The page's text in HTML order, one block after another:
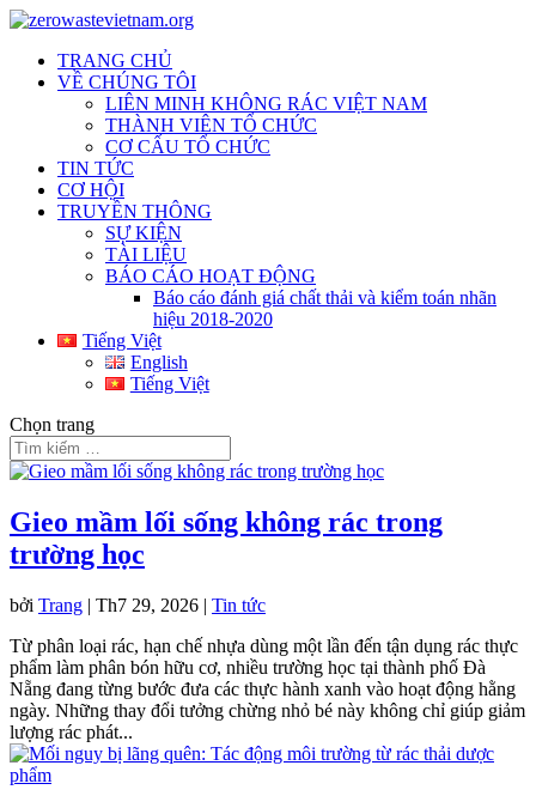
TRANG CHỦ
VỀ CHÚNG TÔI
LIÊN MINH KHÔNG RÁC VIỆT NAM
THÀNH VIÊN TỔ CHỨC
CƠ CẤU TỔ CHỨC
TIN TỨC
CƠ HỘI
TRUYỀN THÔNG
SỰ KIỆN
TÀI LIỆU
BÁO CÁO HOẠT ĐỘNG
Báo cáo đánh giá chất thải và kiểm toán nhãn
hiệu 2018-2020
Tiếng Việt
English
Tiếng Việt
Chọn trang
Gieo mầm lối sống không rác trong
trường học
bởi Trang | Th7 29, 2026 | Tin tức
Từ phân loại rác, hạn chế nhựa dùng một lần đến tận dụng rác thực
phẩm làm phân bón hữu cơ, nhiều trường học tại thành phố Đà
Nẵng đang từng bước đưa các thực hành xanh vào hoạt động hằng
ngày. Những thay đổi tưởng chừng nhỏ bé này không chỉ giúp giảm
lượng rác phát...